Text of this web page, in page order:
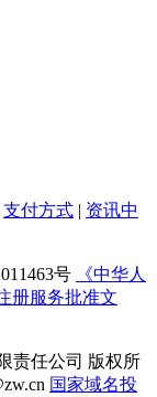
支付方式 | 资讯中
号
《中华人
册服务批准文
责任公司 版权所
国家域名投